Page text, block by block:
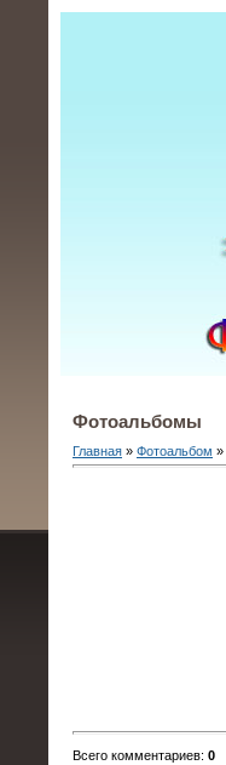
Фотоальбомы
Главная » Фотоальбом »
Всего комментариев: 0